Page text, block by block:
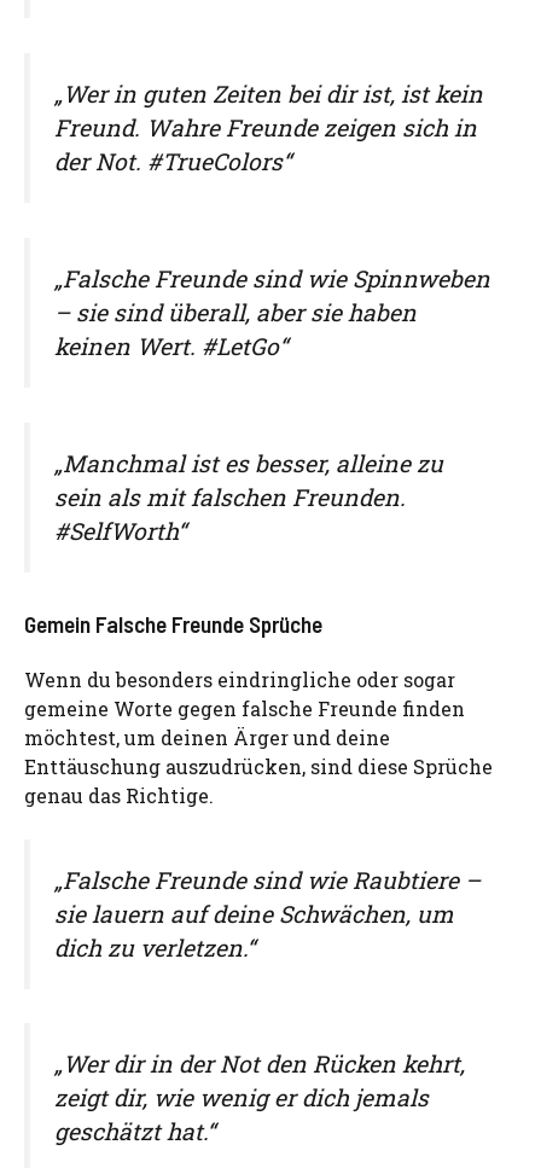
„Wer in guten Zeiten bei dir ist, ist kein
Freund. Wahre Freunde zeigen sich in
der Not. #TrueColors“
„Falsche Freunde sind wie Spinnweben
– sie sind überall, aber sie haben
keinen Wert. #LetGo“
„Manchmal ist es besser, alleine zu
sein als mit falschen Freunden.
#SelfWorth“
Gemein Falsche Freunde Sprüche
Wenn du besonders eindringliche oder sogar
gemeine Worte gegen falsche Freunde finden
möchtest, um deinen Ärger und deine
Enttäuschung auszudrücken, sind diese Sprüche
genau das Richtige.
„Falsche Freunde sind wie Raubtiere –
sie lauern auf deine Schwächen, um
dich zu verletzen.“
„Wer dir in der Not den Rücken kehrt,
zeigt dir, wie wenig er dich jemals
geschätzt hat.“